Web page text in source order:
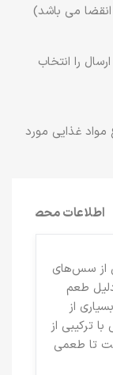
انقضا می باشد)
را انتخاب
غذایی مورد
اطلاعات محصول
از سس‌های
طعم
از
ترکیبی از
تا طعمی